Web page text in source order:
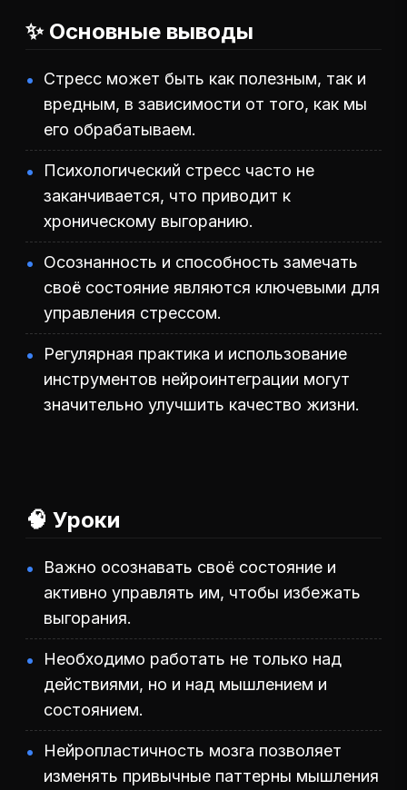
✨ Основные выводы
Стресс может быть как полезным, так и
вредным, в зависимости от того, как мы
его обрабатываем.
Психологический стресс часто не
заканчивается, что приводит к
хроническому выгоранию.
Осознанность и способность замечать
своё состояние являются ключевыми для
управления стрессом.
Регулярная практика и использование
инструментов нейроинтеграции могут
значительно улучшить качество жизни.
🧠 Уроки
Важно осознавать своё состояние и
активно управлять им, чтобы избежать
выгорания.
Необходимо работать не только над
действиями, но и над мышлением и
состоянием.
Нейропластичность мозга позволяет
изменять привычные паттерны мышления